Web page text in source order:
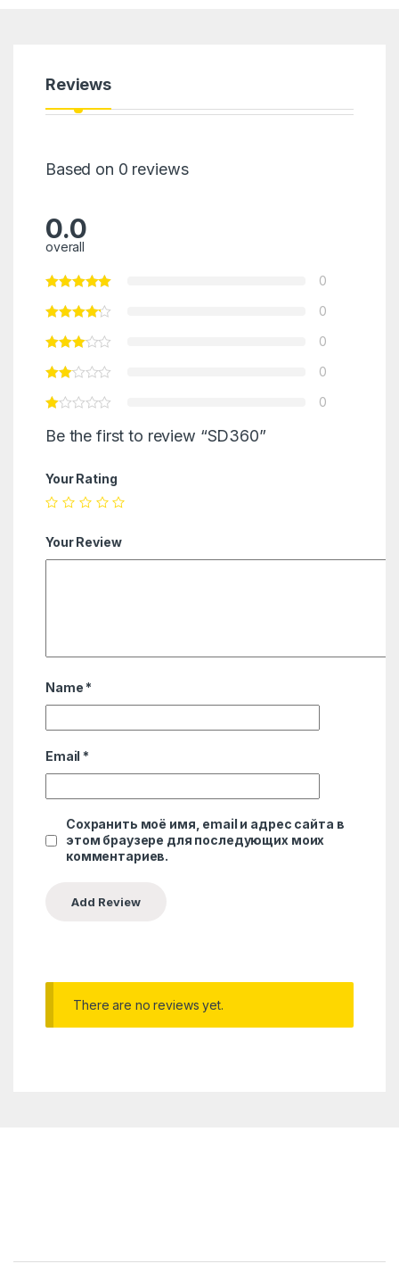
Reviews
Based on 0 reviews
0.0
overall
0
0
0
0
0
Be the first to review “SD360”
Your Rating
Your Review
Name *
Email *
Сохранить моё имя, email и адрес сайта в
этом браузере для последующих моих
комментариев.
There are no reviews yet.